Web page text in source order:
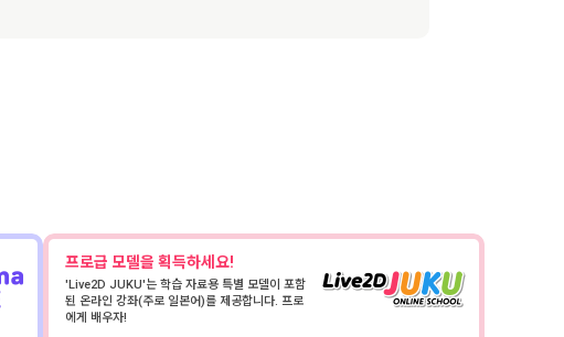
프로급 모델을 획득하세요!
'Live2D JUKU'는 학습 자료용 특별 모델이 포함
된 온라인 강좌(주로 일본어)를 제공합니다. 프로
에게 배우자!